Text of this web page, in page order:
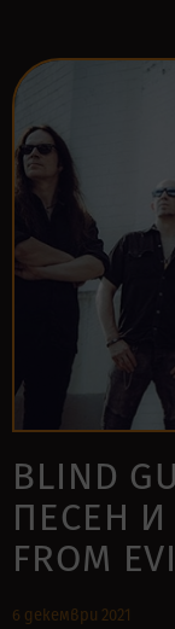
BLIND
ПЕСЕН И
FROM
6 декември 2021